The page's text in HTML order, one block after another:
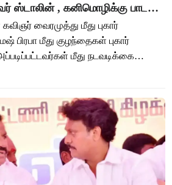
ஸ்டாலின் , கனிமொழிக்கு பாடகி
வைரமுத்து மீது புகார்
பிரபா மீது குழந்தைகள் புகார்
மீது நடவடிக்கை
இருக